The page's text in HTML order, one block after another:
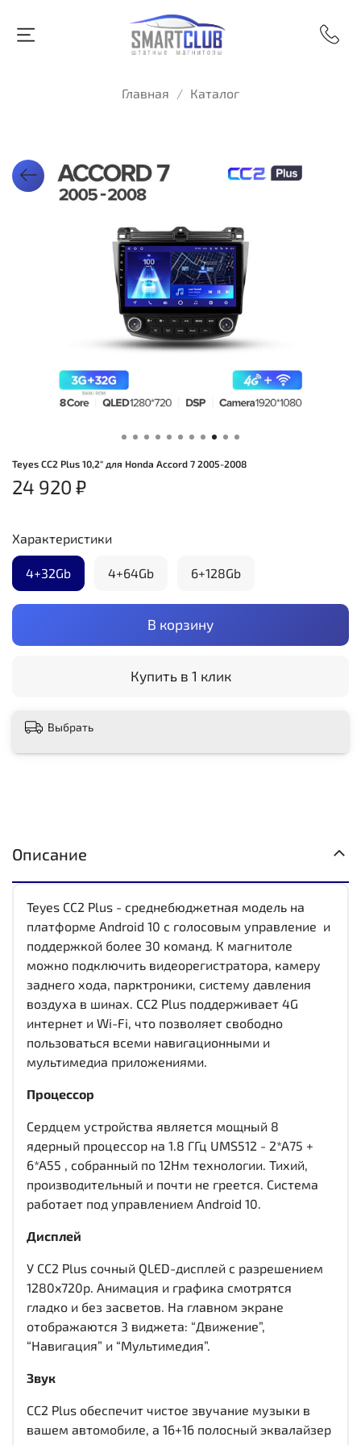
Главная Каталог
Teyes CC2 Plus 10,2" для Honda Accord 7 2005-2008
24 920 ₽
В корзину
Купить в 1 клик
Характеристики
4+32Gb 4+64Gb 6+128Gb
Выбрать
Описание
Teyes CC2 Plus - среднебюджетная модель на
платформе Android 10 с голосовым управление и
поддержкой более 30 команд. К магнитоле
можно подключить видеорегистратора, камеру
заднего хода, парктроники, систему давления
воздуха в шинах. CC2 Plus поддерживает 4G
интернет и Wi-Fi, что позволяет свободно
пользоваться всеми навигационными и
мультимедиа приложениями.
Процессор
Сердцем устройства является мощный 8
ядерный процессор на 1.8 ГГц UMS512 - 2*A75 +
6*A55 , собранный по 12Нм технологии. Тихий,
производительный и почти не греется. Система
работает под управлением Android 10.
Дисплей
У CC2 Plus сочный QLED-дисплей c разрешением
1280x720р. Анимация и графика смотрятся
гладко и без засветов. На главном экране
отображаются 3 виджета: “Движение”,
“Навигация” и “Мультимедия”.
Звук
CC2 Plus обеспечит чистое звучание музыки в
вашем автомобиле, а 16+16 полосный эквалайзер